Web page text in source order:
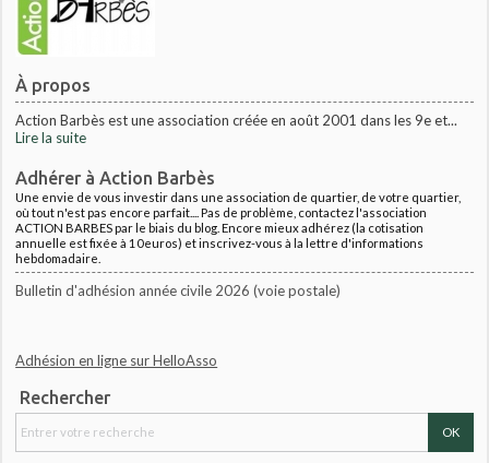
À propos
Action Barbès est une association créée en août 2001 dans les 9e et...
Lire la suite
Adhérer à Action Barbès
Une envie de vous investir dans une association de quartier, de votre quartier,
où tout n'est pas encore parfait.... Pas de problème, contactez l'association
ACTION BARBES par le biais du blog. Encore mieux adhérez (la cotisation
annuelle est fixée à 10euros) et inscrivez-vous à la lettre d'informations
hebdomadaire.
Bulletin d'adhésion année civile 2026 (voie postale)
Adhésion en ligne sur HelloAsso
Rechercher